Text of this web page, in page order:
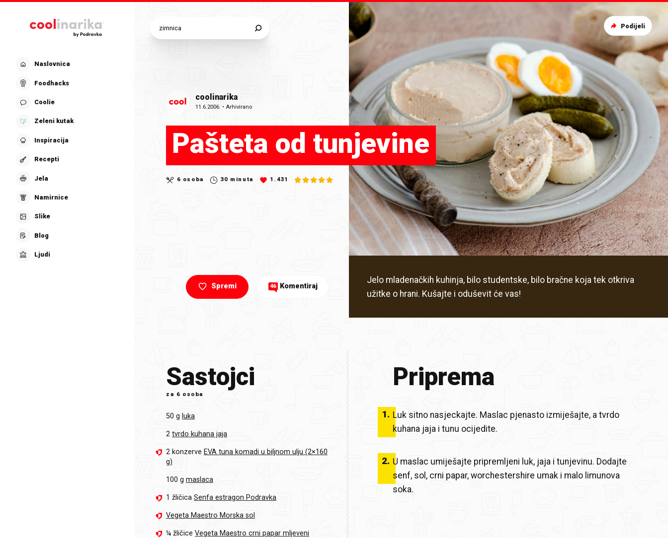
Naslovnica
Foodhacks
Coolie
Zeleni kutak
Inspiracija
Recepti
Jela
Namirnice
Slike
Blog
Ljudi
coolinarika
11.6.2006. •Arhivirano
Pašteta od tunjevine
6 osoba 30 minuta 1.431
Jelo mladenačkih kuhinja, bilo studentske, bilo bračne koja tek otkriva
užitke o hrani. Kušajte i oduševit će vas!
Spremi 46 Komentiraj
Podijeli
Sastojci
za 6 osoba
50 g luka
2 tvrdo kuhana jaja
2 konzerve EVA tuna komadi u biljnom ulju (2×160
g)
100 g maslaca
1 žličica Senfa estragon Podravka
Vegeta Maestro Morska sol
¼ žličice Vegeta Maestro crni papar mljeveni
Priprema
1. Luk sitno nasjeckajte. Maslac pjenasto izmiješajte, a tvrdo
kuhana jaja i tunu ocijedite.
2. U maslac umiješajte pripremljeni luk, jaja i tunjevinu. Dodajte
senf, sol, crni papar, worchestershire umak i malo limunova
soka.